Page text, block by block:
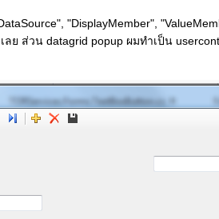
"DisplayMember",
ลย ส่วน datagrid popup ผมทำเป็น